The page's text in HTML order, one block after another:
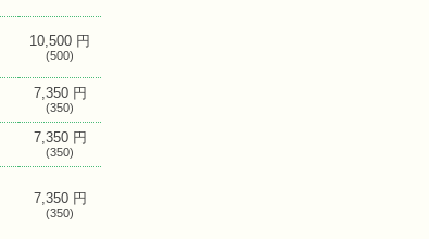
10,500 円
(500)
7,350 円
(350)
7,350 円
(350)
7,350 円
(350)